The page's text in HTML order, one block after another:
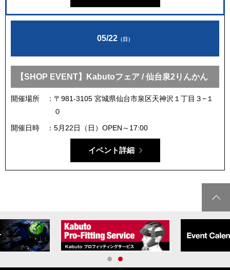
05/22 （日）
【SHOP EVENT】Kabutoフェア / 仙台泉2りんかん
開催場所
〒981-3105 宮城県仙台市泉区天神沢１丁目３−１
０
開催日時
5月22日（日）OPEN～17:00
イベント詳細
1